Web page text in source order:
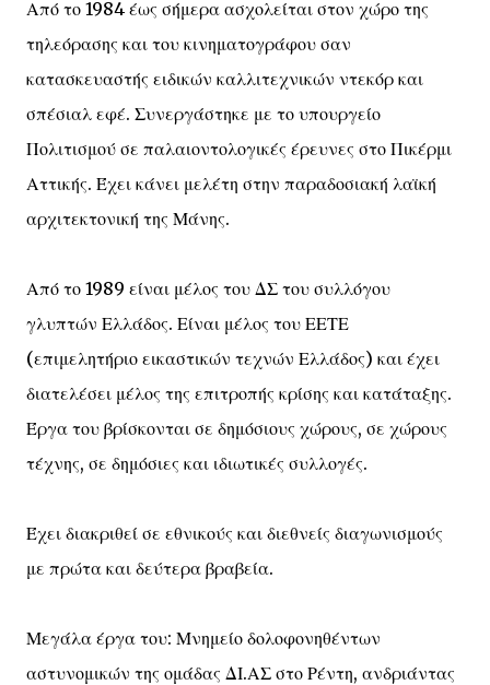
Από το 1984 έως σήμερα ασχολείται στον χώρο της
τηλεόρασης και του κινηματογράφου σαν
κατασκευαστής ειδικών καλλιτεχνικών ντεκόρ και
σπέσιαλ εφέ. Συνεργάστηκε με το υπουργείο
Πολιτισμού σε παλαιοντολογικές έρευνες στο Πικέρμι
Αττικής. Έχει κάνει μελέτη στην παραδοσιακή λαϊκή
αρχιτεκτονική της Μάνης.
Από το 1989 είναι μέλος του ΔΣ του συλλόγου
γλυπτών Ελλάδος. Είναι μέλος του ΕΕΤΕ
(επιμελητήριο εικαστικών τεχνών Ελλάδος) και έχει
διατελέσει μέλος της επιτροπής κρίσης και κατάταξης.
Έργα του βρίσκονται σε δημόσιους χώρους, σε χώρους
τέχνης, σε δημόσιες και ιδιωτικές συλλογές.
Έχει διακριθεί σε εθνικούς και διεθνείς διαγωνισμούς
με πρώτα και δεύτερα βραβεία.
Μεγάλα έργα του: Μνημείο δολοφονηθέντων
αστυνομικών της ομάδας ΔΙ.ΑΣ στο Ρέντη, ανδριάντας